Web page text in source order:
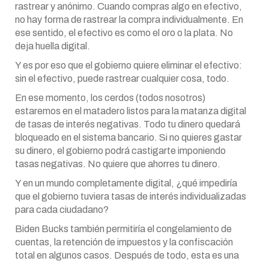
rastrear y anónimo. Cuando compras algo en efectivo,
no hay forma de rastrear la compra individualmente. En
ese sentido, el efectivo es como el oro o la plata. No
deja huella digital.
Y es por eso que el gobierno quiere eliminar el efectivo:
sin el efectivo, puede rastrear cualquier cosa, todo.
En ese momento, los cerdos (todos nosotros)
estaremos en el matadero listos para la matanza digital
de tasas de interés negativas. Todo tu dinero quedará
bloqueado en el sistema bancario. Si no quieres gastar
su dinero, el gobierno podrá castigarte imponiendo
tasas negativas. No quiere que ahorres tu dinero.
Y en un mundo completamente digital, ¿qué impediría
que el gobierno tuviera tasas de interés individualizadas
para cada ciudadano?
Biden Bucks también permitiría el congelamiento de
cuentas, la retención de impuestos y la confiscación
total en algunos casos. Después de todo, esta es una